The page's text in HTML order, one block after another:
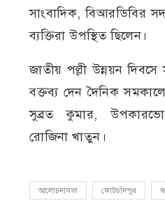
সাংবাদিক, বিআরডিবির
ব্যক্তিরা উপস্থিত ছিলেন।
জাতীয় পল্লী উন্নয়ন
বক্তব্য দেন দৈনিক
সুব্রত কুমার,
রোজিনা খাতুন।
আলোচনাসভা কোটচাঁদপুর